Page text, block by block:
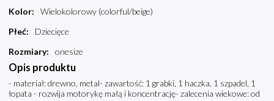
Kolor:
Wielokolorowy (colorful/beige)
Płeć:
Dziecięce
Rozmiary: onesize
Opis produktu
- materiał: drewno, metal- zawartość: 1 grabki, 1 haczka, 1 szpadel, 1
łopata - rozwija motorykę małą i koncentrację- zalecenia wiekowe: od